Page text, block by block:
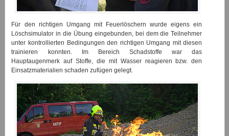
Für den richtigen Umgang mit Feuerlöschern wurde eigens ein
Löschsimulator in die Übung eingebunden, bei dem die Teilnehmer
unter kontrollierten Bedingungen den richtigen Umgang mit diesen
trainieren konnten. Im Bereich Schadstoffe war das
Hauptaugenmerk auf Stoffe, die mit Wasser reagieren bzw. den
Einsatzmaterialien schaden zufügen gelegt.